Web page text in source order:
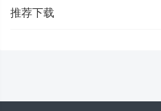
推荐下载